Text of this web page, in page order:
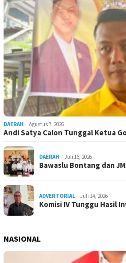
DAERAH Agustus 7, 2026
Andi Satya Calon Tunggal Ketua
DAERAH Juli 16, 2026
Bawaslu Bontang dan
ADVERTORIAL Juli 14, 2026
Komisi IV Tunggu Hasil
NASIONAL